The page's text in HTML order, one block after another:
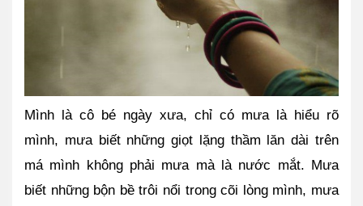
Mình là cô bé ngày xưa, chỉ có mưa là hiểu rõ
mình, mưa biết những giọt lặng thầm lăn dài trên
má mình không phải mưa mà là nước mắt. Mưa
biết những bộn bề trôi nổi trong cõi lòng mình, mưa